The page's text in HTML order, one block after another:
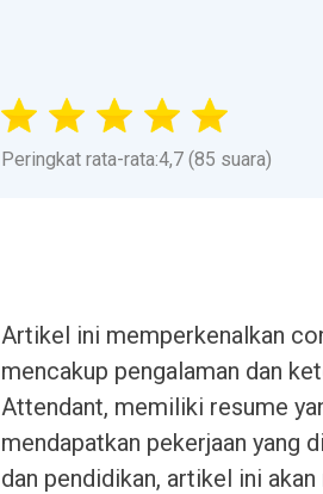
Peringkat rata-rata:4,7 (85 suara)
Artikel ini memperkenalkan
mencakup pengalaman dan
Attendant, memiliki resume
mendapatkan pekerjaan yang
dan pendidikan, artikel ini